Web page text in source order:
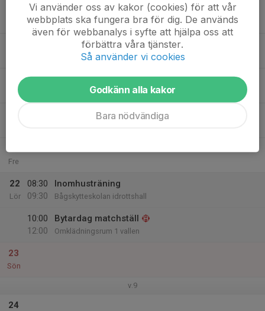
Ons
Fre
22
Lör
08:30
09:30
Inomhusträning
Bågskytteskolan idrottshall
10:00
12:00
Bytardag matchställ
Omklädningsrum 1 vallen
23
Sön
v.9
24
Vi använder oss av kakor (cookies) för att vår
webbplats ska fungera bra för dig. De används
även för webbanalys i syfte att hjälpa oss att
förbättra våra tjänster.
Så använder vi cookies
Godkänn alla kakor
Bara nödvändiga